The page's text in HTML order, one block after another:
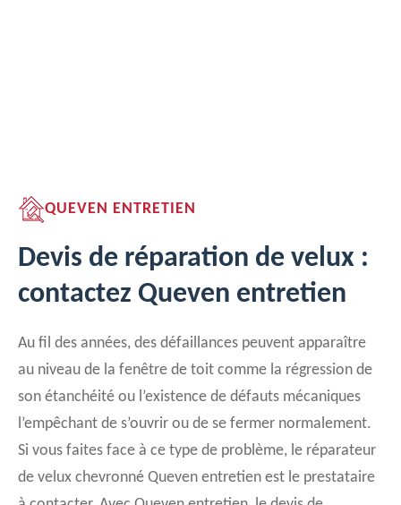
QUEVEN ENTRETIEN
Devis de réparation de velux :
contactez Queven entretien
Au fil des années, des défaillances peuvent apparaître
au niveau de la fenêtre de toit comme la régression de
son étanchéité ou l’existence de défauts mécaniques
l’empêchant de s’ouvrir ou de se fermer normalement.
Si vous faites face à ce type de problème, le réparateur
de velux chevronné Queven entretien est le prestataire